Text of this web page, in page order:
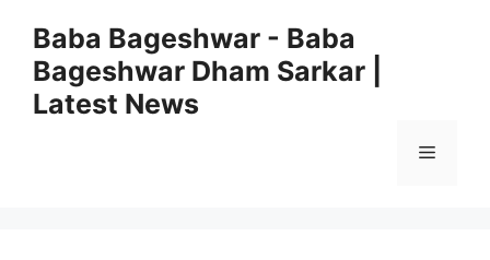
content
Baba Bageshwar - Baba
Bageshwar Dham Sarkar |
Latest News
Menu